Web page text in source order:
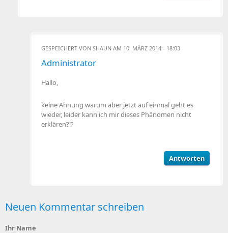
GESPEICHERT VON SHAUN AM 10. MÄRZ 2014 - 18:03
Administrator
Hallo,
keine Ahnung warum aber jetzt auf einmal geht es
wieder, leider kann ich mir dieses Phänomen nicht
erklären?!?
Antworten
Neuen Kommentar schreiben
Ihr Name